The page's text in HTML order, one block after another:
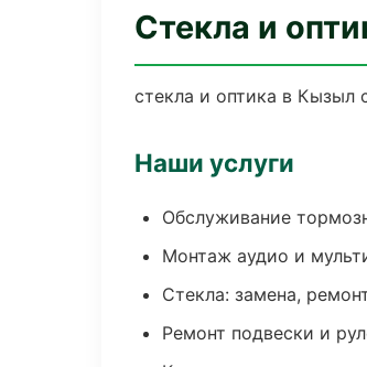
Стекла и
стекла и оптика в Кызыл
Наши услуги
Обслуживание
Монтаж аудио и
Стекла: замена,
Ремонт подвески и